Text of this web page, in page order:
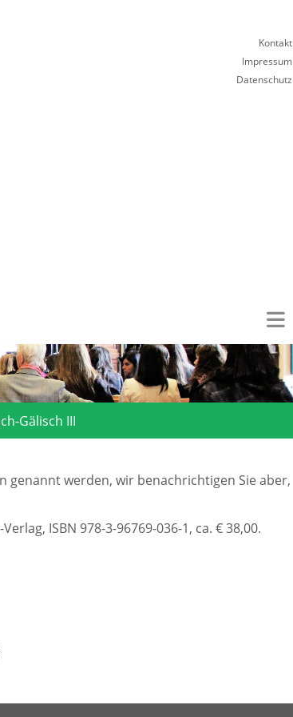
Kontakt
Impressum
Datenschutz
Gälisch III
genannt werden, wir benachrichtigen Sie aber,
ISBN 978-3-96769-036-1, ca. € 38,00.